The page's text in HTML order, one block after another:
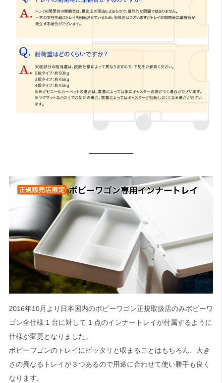
2016年10月より日本国内のボビーワゴン正規取扱店のみボビーワ
ゴン全仕様 1 台に対して 1 点のインナートレイが付属するように
仕様が変更となりました。
ボビーワゴンのトレイにピッタリと収まることはもちろん、大き
さの異なるトレイが３つあるので用途に合わせて使い勝手も良く
なります。